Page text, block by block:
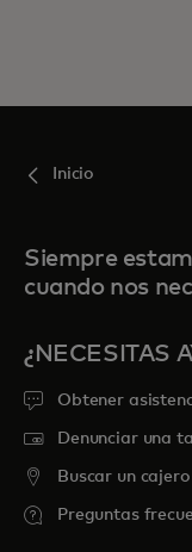
Inicio
Siempre
cuando nos
¿NECESITAS
Obtener
Denunciar una
Buscar un
Preguntas